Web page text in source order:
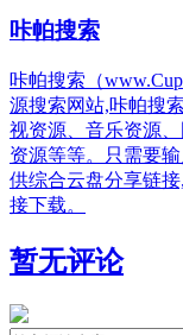
咔帕搜索
咔帕搜索（
源搜索网站,咔帕搜
视资源、音乐资源
资源等等。只需要
供综合云盘分享链
接下载。
暂无评论